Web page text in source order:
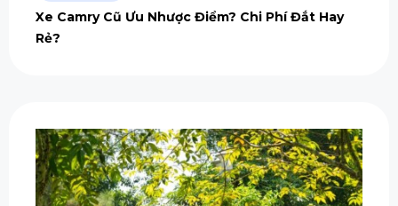
Xe Camry Cũ Ưu Nhược Điểm? Chi Phí Đắt Hay
Rẻ?